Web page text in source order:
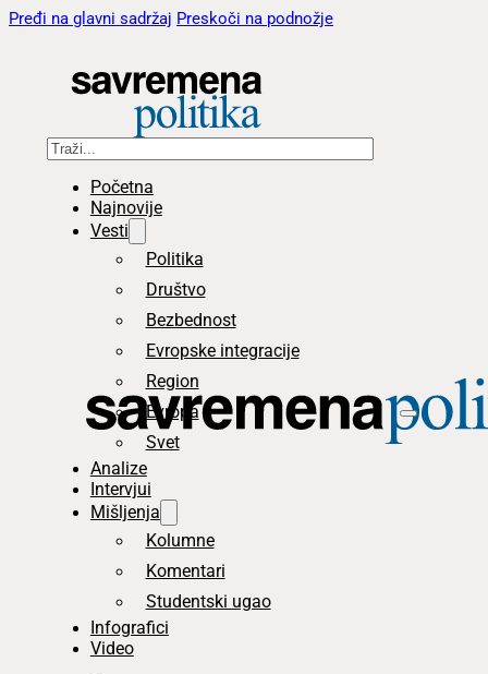
Pređi na glavni sadržaj Preskoči na podnožje
Pretraga
Početna
Najnovije
Vesti
Politika
Društvo
Bezbednost
Evropske integracije
Region
Evropa
Svet
Analize
Intervjui
Mišljenja
Kolumne
Komentari
Studentski ugao
Infografici
Video